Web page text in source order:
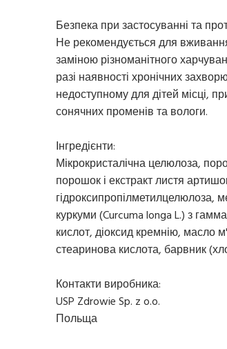
Безпека при застосуванні та
Не рекомендується для
заміною різноманітного
разі наявності хронічних
недоступному для дітей місці,
сонячних променів та вологи.
Інгредієнти:
Мікрокристалічна целюлоза,
порошок і екстракт листя
гідроксипропілметилцелюлоза,
куркуми (Curcuma longa L.) з
кислот, діоксид кремнію, масло
стеаринова кислота, барвник
Контакти виробника:
USP Zdrowie Sp. z o.o.
Польща